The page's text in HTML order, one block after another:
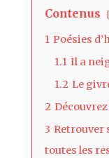
Contenus
1 Poésies
1.1 Il a
1.2 Le
2
3 Retrouver
toutes les